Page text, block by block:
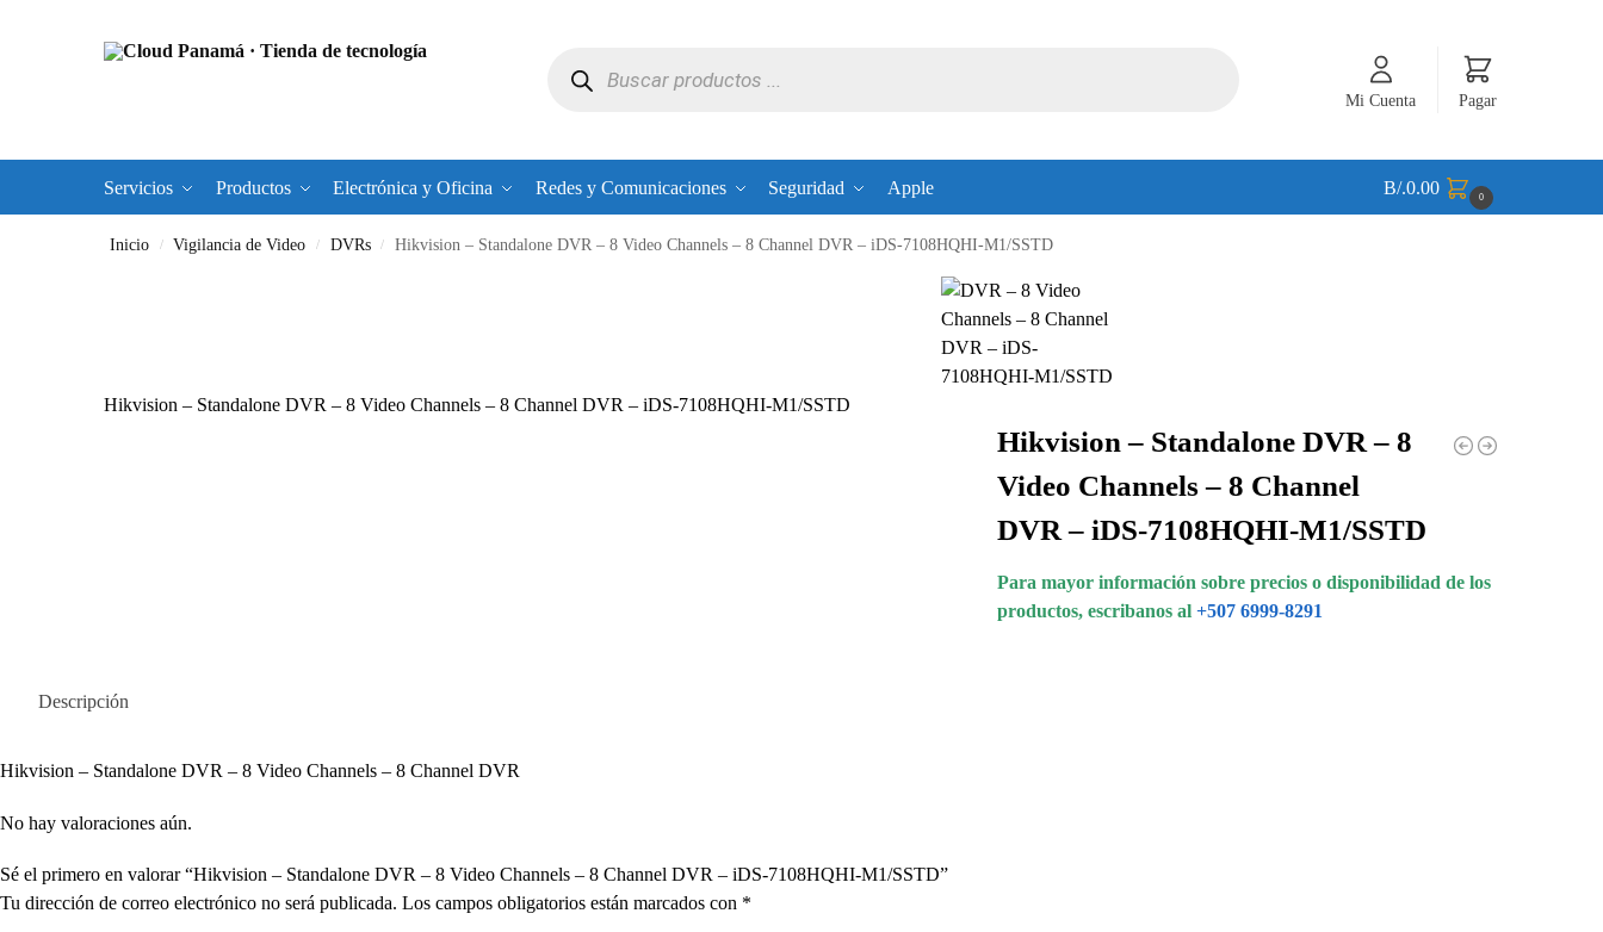
Mi Cuenta Pagar
Servicios Productos Electrónica y Oficina Redes y Comunicaciones Seguridad Apple B/.0.00 0
Inicio / Vigilancia de Video / DVRs / Hikvision – Standalone DVR – 8 Video Channels – 8 Channel DVR – iDS-7108HQHI-M1/SSTD
Hikvision – Standalone DVR – 8 Video Channels – 8 Channel DVR – iDS-7108HQHI-M1/SSTD
Hikvision – Standalone DVR – 8
Video Channels – 8 Channel
DVR – iDS-7108HQHI-M1/SSTD
Para mayor información sobre precios o disponibilidad de los
productos, escribanos al +507 6999-8291
Descripción
Hikvision – Standalone DVR – 8 Video Channels – 8 Channel DVR
No hay valoraciones aún.
Sé el primero en valorar “Hikvision – Standalone DVR – 8 Video Channels – 8 Channel DVR – iDS-7108HQHI-M1/SSTD”
Tu dirección de correo electrónico no será publicada. Los campos obligatorios están marcados con *